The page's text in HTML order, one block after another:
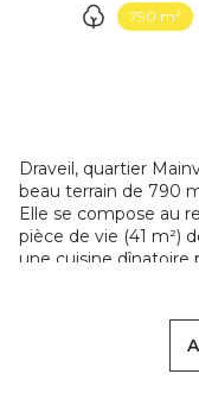
790 m²
Draveil, quartier
beau terrain de 790
Elle se compose au
pièce de vie (41 m²)
une cuisine dînatoire
chambres dont une
un bureau, un
Deux garages avec